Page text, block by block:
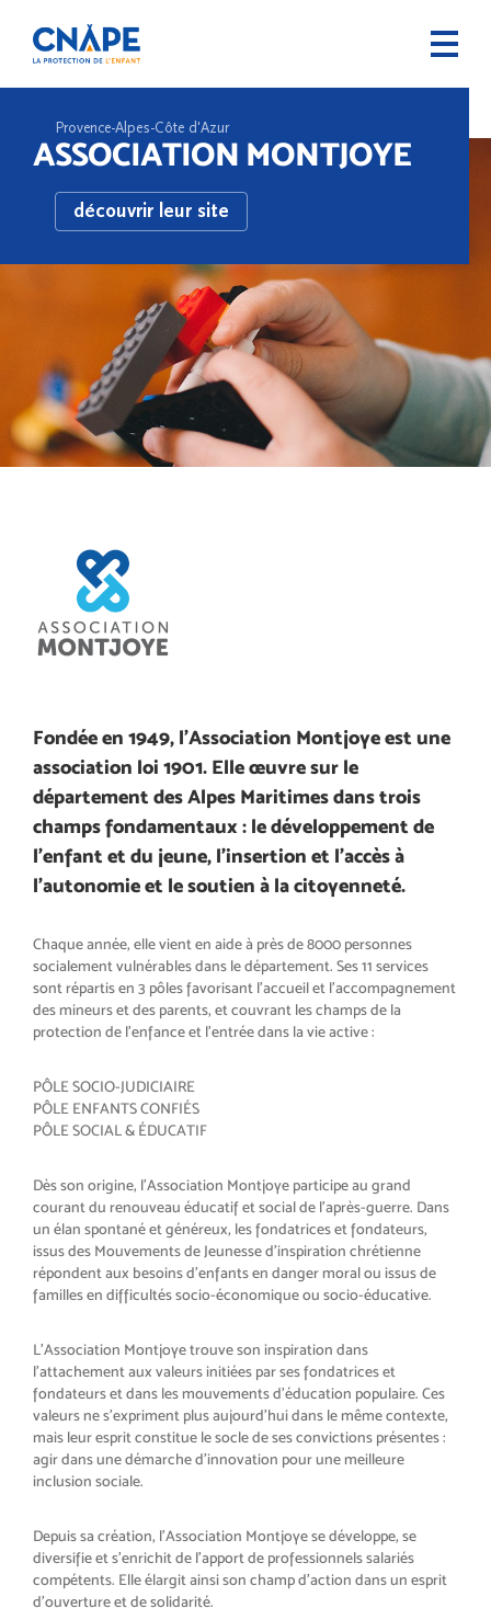
Provence-Alpes-Côte d'Azur
ASSOCIATION MONTJOYE
découvrir leur site
Fondée en 1949, l’Association Montjoye est une
association loi 1901. Elle œuvre sur le
département des Alpes Maritimes dans trois
champs fondamentaux : le développement de
l’enfant et du jeune, l’insertion et l’accès à
l’autonomie et le soutien à la citoyenneté.
Chaque année, elle vient en aide à près de 8000 personnes
socialement vulnérables dans le département. Ses 11 services
sont répartis en 3 pôles favorisant l’accueil et l’accompagnement
des mineurs et des parents, et couvrant les champs de la
protection de l’enfance et l’entrée dans la vie active :
PÔLE SOCIO-JUDICIAIRE
PÔLE ENFANTS CONFIÉS
PÔLE SOCIAL & ÉDUCATIF
Dès son origine, l’Association Montjoye participe au grand
courant du renouveau éducatif et social de l’après-guerre. Dans
un élan spontané et généreux, les fondatrices et fondateurs,
issus des Mouvements de Jeunesse d’inspiration chrétienne
répondent aux besoins d’enfants en danger moral ou issus de
familles en difficultés socio-économique ou socio-éducative.
L’Association Montjoye trouve son inspiration dans
l’attachement aux valeurs initiées par ses fondatrices et
fondateurs et dans les mouvements d’éducation populaire. Ces
valeurs ne s’expriment plus aujourd’hui dans le même contexte,
mais leur esprit constitue le socle de ses convictions présentes :
agir dans une démarche d’innovation pour une meilleure
inclusion sociale.
Depuis sa création, l’Association Montjoye se développe, se
diversifie et s’enrichit de l’apport de professionnels salariés
compétents. Elle élargit ainsi son champ d’action dans un esprit
d’ouverture et de solidarité.